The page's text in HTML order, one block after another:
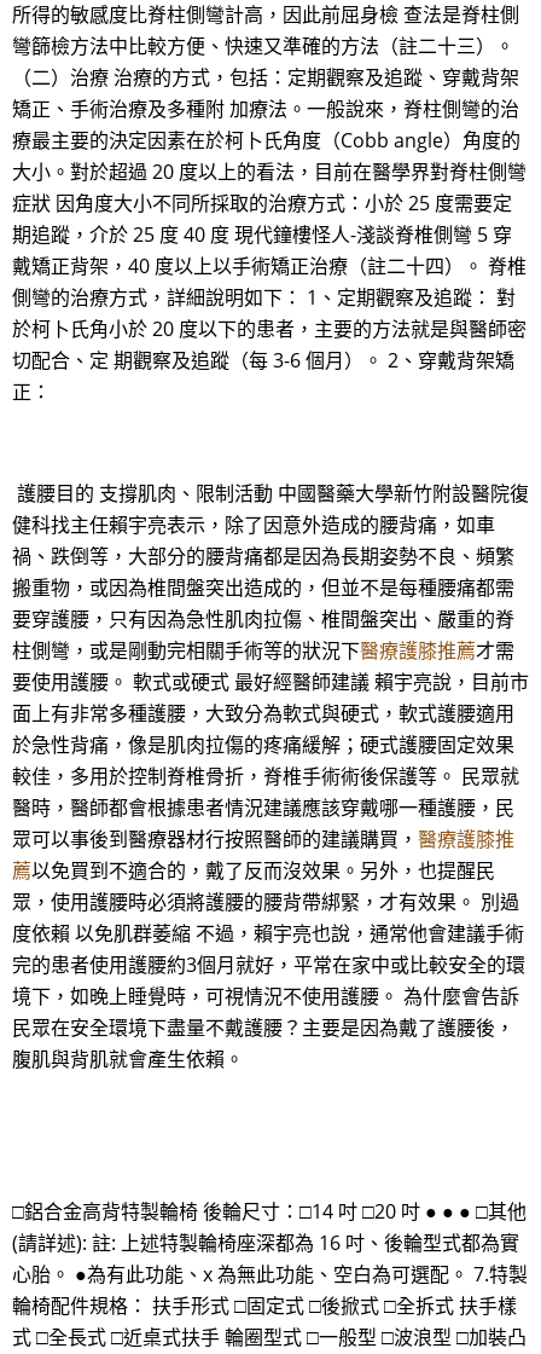
所得的敏感度比脊柱側彎計高，因此前屈身檢 查法是脊柱側
彎篩檢方法中比較方便、快速又準確的方法（註二十三）。
（二）治療 治療的方式，包括：定期觀察及追蹤、穿戴背架
矯正、手術治療及多種附 加療法。一般說來，脊柱側彎的治
療最主要的決定因素在於柯卜氏角度（Cobb angle）角度的
大小。對於超過 20 度以上的看法，目前在醫學界對脊柱側彎
症狀 因角度大小不同所採取的治療方式：小於 25 度需要定
期追蹤，介於 25 度 40 度 現代鐘樓怪人-淺談脊椎側彎 5 穿
戴矯正背架，40 度以上以手術矯正治療（註二十四）。 脊椎
側彎的治療方式，詳細說明如下： 1、定期觀察及追蹤： 對
於柯卜氏角小於 20 度以下的患者，主要的方法就是與醫師密
切配合、定 期觀察及追蹤（每 3-6 個月）。 2、穿戴背架矯
正：
護腰目的 支撐肌肉、限制活動 中國醫藥大學新竹附設醫院復
健科找主任賴宇亮表示，除了因意外造成的腰背痛，如車
禍、跌倒等，大部分的腰背痛都是因為長期姿勢不良、頻繁
搬重物，或因為椎間盤突出造成的，但並不是每種腰痛都需
要穿護腰，只有因為急性肌肉拉傷、椎間盤突出、嚴重的脊
柱側彎，或是剛動完相關手術等的狀況下醫療護膝推薦才需
要使用護腰。 軟式或硬式 最好經醫師建議 賴宇亮說，目前市
面上有非常多種護腰，大致分為軟式與硬式，軟式護腰適用
於急性背痛，像是肌肉拉傷的疼痛緩解；硬式護腰固定效果
較佳，多用於控制脊椎骨折，脊椎手術術後保護等。 民眾就
醫時，醫師都會根據患者情況建議應該穿戴哪一種護腰，民
眾可以事後到醫療器材行按照醫師的建議購買， 醫療護膝推
薦以免買到不適合的，戴了反而沒效果。另外，也提醒民
眾，使用護腰時必須將護腰的腰背帶綁緊，才有效果。 別過
度依賴 以免肌群萎縮 不過，賴宇亮也說，通常他會建議手術
完的患者使用護腰約3個月就好，平常在家中或比較安全的環
境下，如晚上睡覺時，可視情況不使用護腰。 為什麼會告訴
民眾在安全環境下盡量不戴護腰？主要是因為戴了護腰後，
腹肌與背肌就會產生依賴。
□鋁合金高背特製輪椅 後輪尺寸：□14 吋 □20 吋 ● ● ● □其他
(請詳述): 註: 上述特製輪椅座深都為 16 吋、後輪型式都為實
心胎。 ●為有此功能、x 為無此功能、空白為可選配。 7.特製
輪椅配件規格： 扶手形式 □固定式 □後掀式 □全拆式 扶手樣
式 □全長式 □近桌式扶手 輪圈型式 □一般型 □波浪型 □加裝凸